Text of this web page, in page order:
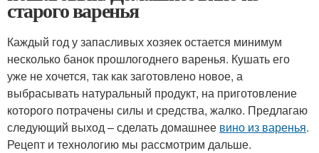
старого варенья
Каждый год у запасливых хозяек остается минимум
несколько банок прошлогоднего варенья. Кушать его
уже не хочется, так как заготовлено новое, а
выбрасывать натуральный продукт, на приготовление
которого потрачены силы и средства, жалко. Предлагаю
следующий выход – сделать домашнее вино из варенья.
Рецепт и технологию мы рассмотрим дальше.